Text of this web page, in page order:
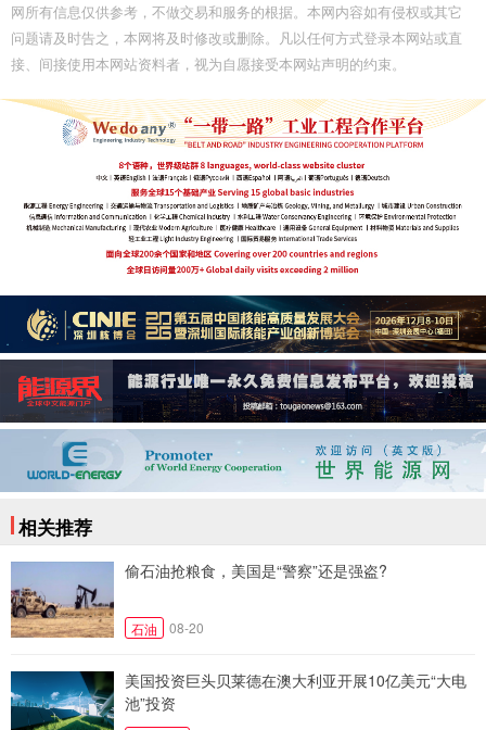
网所有信息仅供参考，不做交易和服务的根据。本网内容如有侵权或其它
问题请及时告之，本网将及时修改或删除。凡以任何方式登录本网站或直
接、间接使用本网站资料者，视为自愿接受本网站声明的约束。
相关推荐
偷石油抢粮食，美国是“警察”还是强盗?
石油 08-20
美国投资巨头贝莱德在澳大利亚开展10亿美元“大电
池”投资